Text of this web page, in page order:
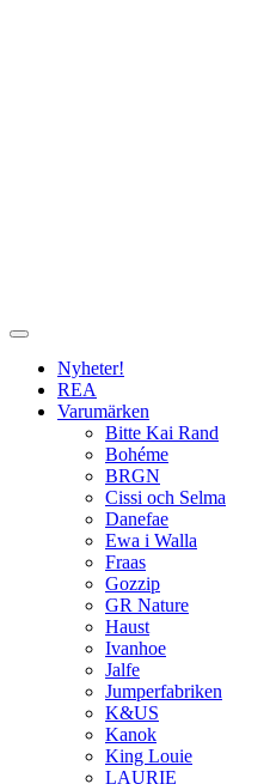
Nyheter!
REA
Varumärken
Bitte Kai Rand
Bohéme
BRGN
Cissi och Selma
Danefae
Ewa i Walla
Fraas
Gozzip
GR Nature
Haust
Ivanhoe
Jalfe
Jumperfabriken
K&US
Kanok
King Louie
LAURIE